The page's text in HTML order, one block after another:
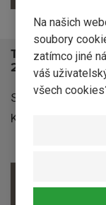
Na našich
soubory
zatímco jiné
váš
všech
Technické
28x196mm ''O''
Sušeno na 9% +/-
Krycí šíře je 188
ZOBRAZIT